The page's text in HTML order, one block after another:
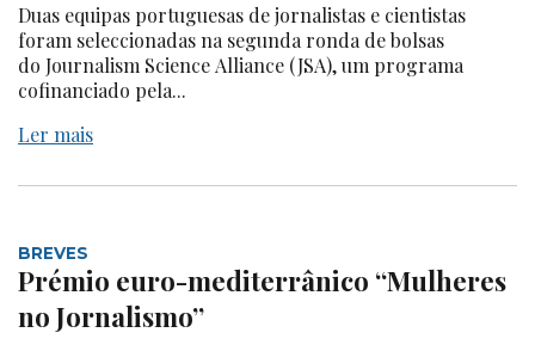
Duas equipas portuguesas de jornalistas e cientistas
foram seleccionadas na segunda ronda de bolsas
do Journalism Science Alliance (JSA), um programa
cofinanciado pela...
Ler mais
BREVES
Prémio euro-mediterrânico “Mulheres
no Jornalismo”